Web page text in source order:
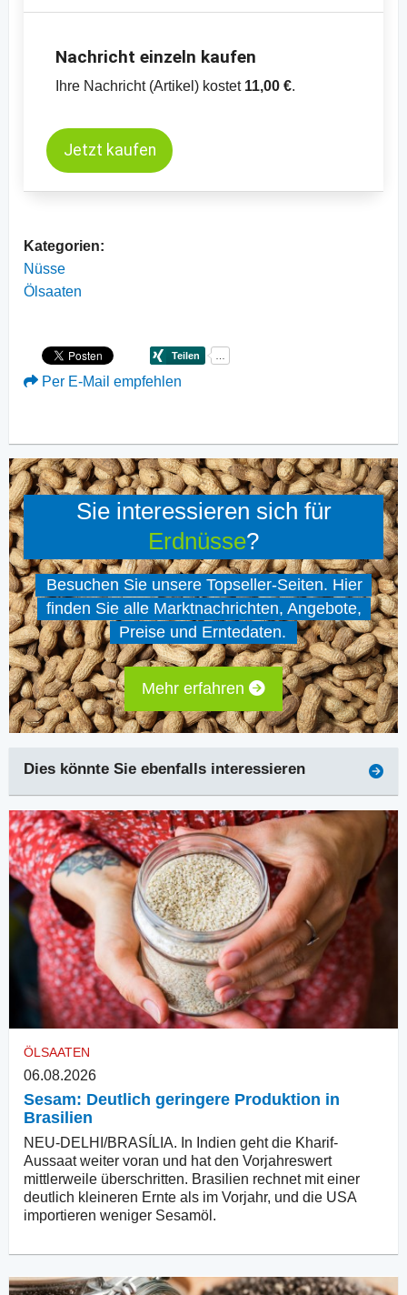
Nachricht einzeln kaufen
Ihre Nachricht (Artikel) kostet 11,00 €.
Jetzt kaufen
Kategorien:
Nüsse
Ölsaaten
Per E-Mail empfehlen
Sie interessieren sich für
Erdnüsse?
Besuchen Sie unsere Topseller-Seiten. Hier
finden Sie alle Marktnachrichten, Angebote,
Preise und Erntedaten.
Mehr erfahren
Dies könnte Sie ebenfalls interessieren
ÖLSAATEN
06.08.2026
Sesam: Deutlich geringere Produktion in
Brasilien
NEU-DELHI/BRASÍLIA. In Indien geht die Kharif-
Aussaat weiter voran und hat den Vorjahreswert
mittlerweile überschritten. Brasilien rechnet mit einer
deutlich kleineren Ernte als im Vorjahr, und die USA
importieren weniger Sesamöl.